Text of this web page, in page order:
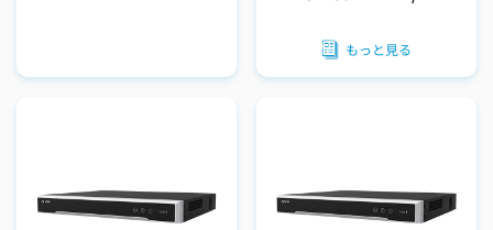
もっと見る